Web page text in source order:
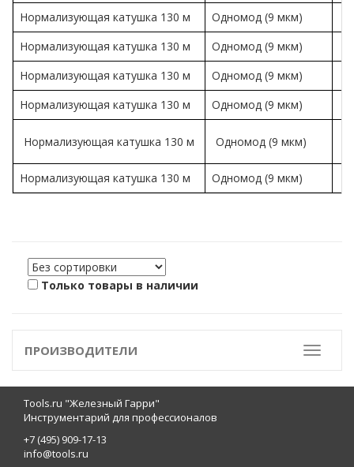
Нормализующая катушка 130 м
Одномод (9 мкм)
Нормализующая катушка 130 м
Одномод (9 мкм)
Нормализующая катушка 130 м
Одномод (9 мкм)
Нормализующая катушка 130 м
Одномод (9 мкм)
Нормализующая катушка 130 м Одномод (9 мкм)
Нормализующая катушка 130 м Одномод (9 мкм)
Только товары в наличии
Toggle
ПРОИЗВОДИТЕЛИ
Tools.ru "Железный Гарри"
Инструментарий для профессионалов
+7 (495) 909-17-13
info@tools.ru